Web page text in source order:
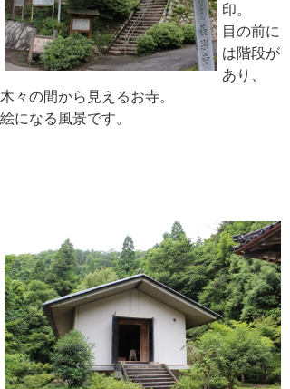
印。
目の前に
は階段が
あり、
木々の間から見えるお寺。
絵になる風景です。